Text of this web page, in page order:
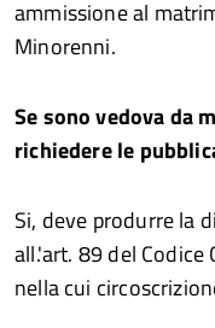
ammissione al
Minorenni.
Se sono vedova da
richiedere le
Si, deve produrre la
all.'art. 89 del Codice
nella cui